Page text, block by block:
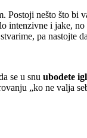
Postoji nešto što
i jake,
pa nastojte
se u snu ubodete
„ko ne valja